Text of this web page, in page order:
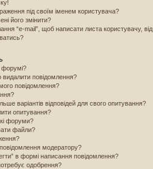
під своїм іменем користувача?
його змінити?
“e-mail”, щоб написати листа користувачу, від
форумі?
видалити повідомлення?
повідомлення?
варіантів відповідей для свого опитування?
опитування?
форуми?
файли?
модератору?
в формі написання повідомлення?
одобрення?